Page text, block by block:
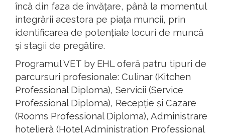
încă din faza de învățare, până la momentul
integrării acestora pe piața muncii, prin
identificarea de potențiale locuri de muncă
și stagii de pregătire.
Programul VET by EHL oferă patru tipuri de
parcursuri profesionale: Culinar (Kitchen
Professional Diploma), Servicii (Service
Professional Diploma), Recepție și Cazare
(Rooms Professional Diploma), Administrare
hotelieră (Hotel Administration Professional